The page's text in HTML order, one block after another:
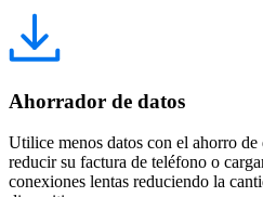
Ahorrador de datos
Utilice menos datos con el ahorro
reducir su factura de teléfono o
conexiones lentas reduciendo la